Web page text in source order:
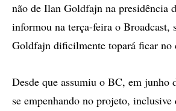
não de Ilan Goldfajn na presidência
informou na terça-feira o Broadcast,
Goldfajn dificilmente topará ficar no
Desde que assumiu o BC, em junho
se empenhando no projeto, inclusive